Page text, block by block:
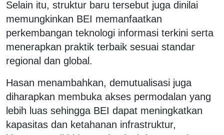
Selain itu, struktur baru tersebut juga dinilai
memungkinkan BEI memanfaatkan
perkembangan teknologi informasi terkini serta
menerapkan praktik terbaik sesuai standar
regional dan global.
Hasan menambahkan, demutualisasi juga
diharapkan membuka akses permodalan yang
lebih luas sehingga BEI dapat meningkatkan
kapasitas dan ketahanan infrastruktur,